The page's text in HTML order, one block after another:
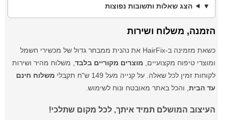
הצג שאלות ותשובות נפוצות
הזמנה, משלוח ושירות
כשאת מזמינה ב-HairFix את נהנית ממבחר גדול של מכשירי חשמל
ומוצרי טיפוח מקצועיים, מוצרים מקוריים בלבד , משלוח מהיר ושירות
לקוחות זמין לכל שאלה. על קנייה מעל 149 ש"ח תקבלי
משלוח חינם
עד הבית , והכל באתר מאובטח ונוח לשימוש.
העיצוב המושלם תמיד איתך, לכל מקום שתלכי!